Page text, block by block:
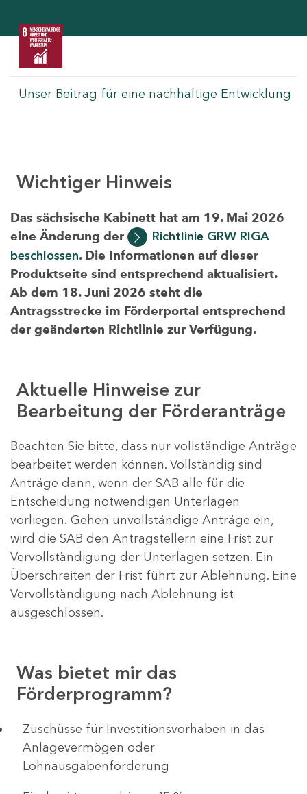
Unser Beitrag für eine nachhaltige Entwicklung
Wichtiger Hinweis
Das sächsische Kabinett hat am 19. Mai 2026
eine Änderung der
Richtlinie GRW RIGA
beschlossen. Die Informationen auf dieser
Produktseite sind entsprechend aktualisiert.
Ab dem 18. Juni 2026 steht die
Antragsstrecke im Förderportal entsprechend
der geänderten Richtlinie zur Verfügung.
Aktuelle Hinweise zur
Bearbeitung der Förderanträge
Beachten Sie bitte, dass nur vollständige Anträge
bearbeitet werden können. Vollständig sind
Anträge dann, wenn der SAB alle für die
Entscheidung notwendigen Unterlagen
vorliegen. Gehen unvollständige Anträge ein,
wird die SAB den Antragstellern eine Frist zur
Vervollständigung der Unterlagen setzen. Ein
Überschreiten der Frist führt zur Ablehnung. Eine
Vervollständigung nach Ablehnung ist
ausgeschlossen.
Was bietet mir das
Förderprogramm?
​​​​​​Zuschüsse für Investitionsvorhaben in das
Anlagevermögen oder
Lohnausgabenförderung